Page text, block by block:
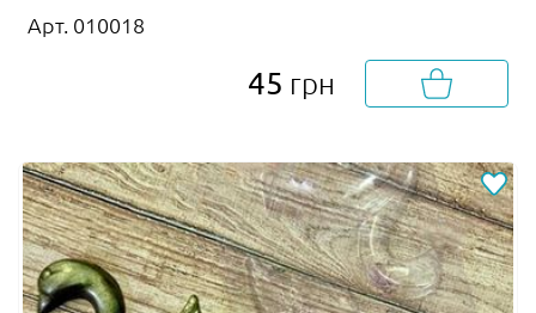
Арт. 010018
45 грн